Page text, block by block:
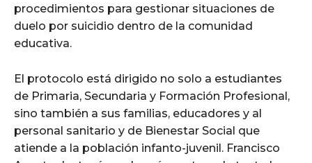
procedimientos para gestionar situaciones de
duelo por suicidio dentro de la comunidad
educativa.
El protocolo está dirigido no solo a estudiantes
de Primaria, Secundaria y Formación Profesional,
sino también a sus familias, educadores y al
personal sanitario y de Bienestar Social que
atiende a la población infanto-juvenil. Francisco